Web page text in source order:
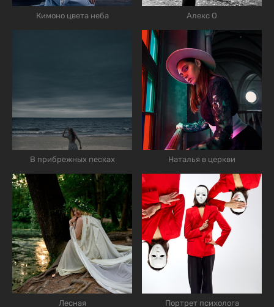
Кимоно цвета неба Алекс О
В прибрежных песках Наталья в церкви
Лесная Портрет психолога